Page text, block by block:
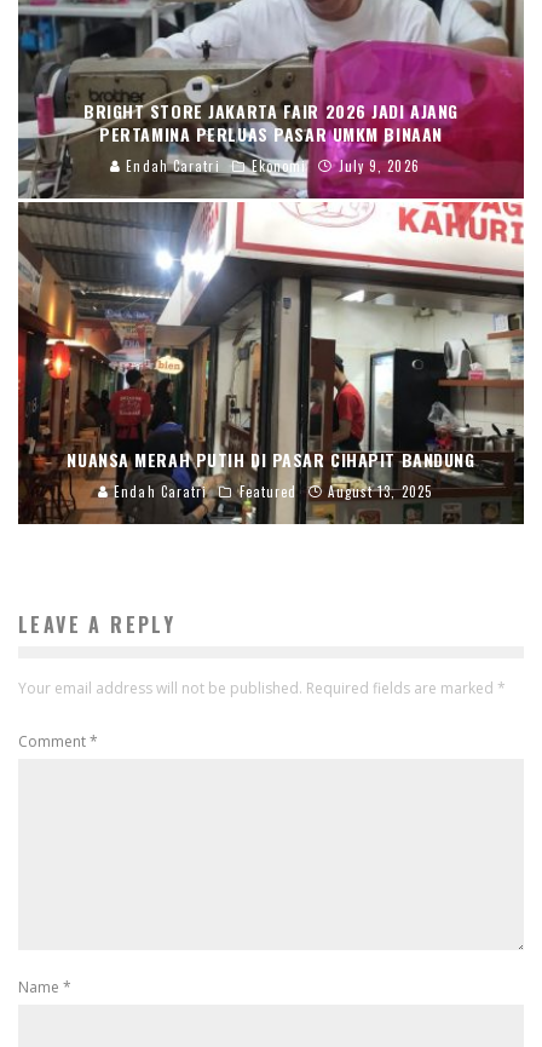
BRIGHT STORE JAKARTA FAIR 2026 JADI AJANG
PERTAMINA PERLUAS PASAR UMKM BINAAN
Endah Caratri Ekonomi July 9, 2026
NUANSA MERAH PUTIH DI PASAR CIHAPIT BANDUNG
Endah Caratri Featured August 13, 2025
LEAVE A REPLY
Your email address will not be published. Required fields are marked *
Comment*
Name *